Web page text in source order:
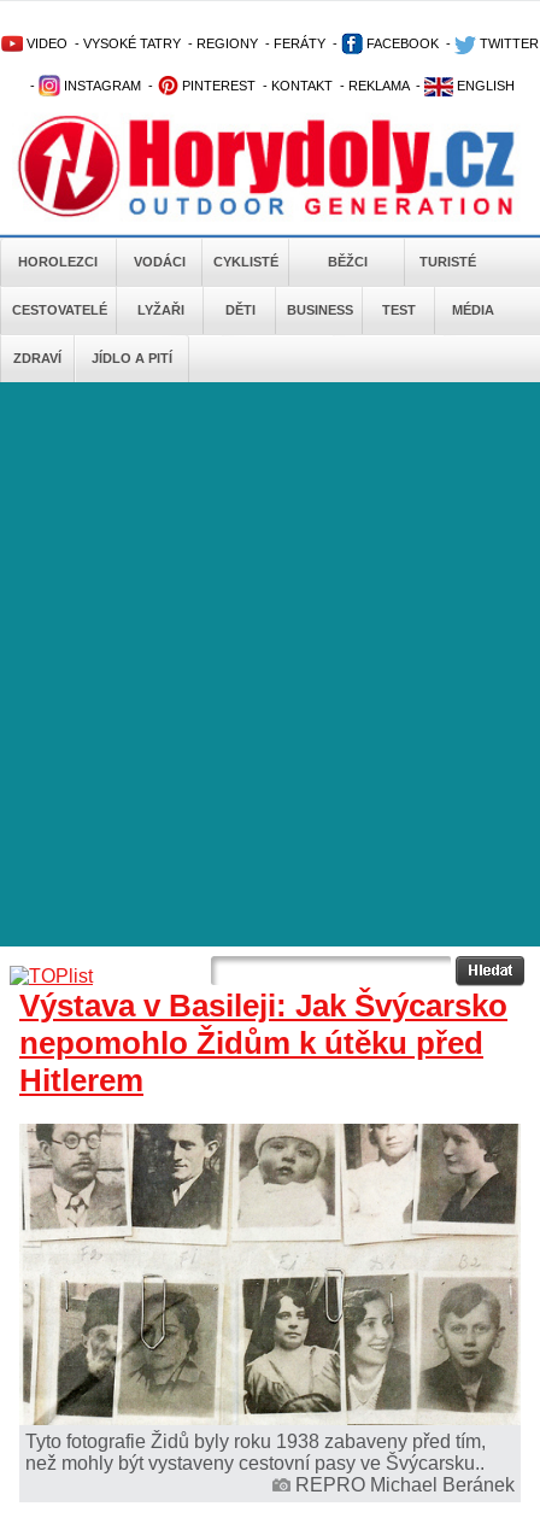
VIDEO - VYSOKÉ TATRY - REGIONY - FERÁTY - FACEBOOK - TWITTER
- INSTAGRAM - PINTEREST - KONTAKT - REKLAMA - ENGLISH
HOROLEZCI VODÁCI CYKLISTÉ BĚŽCI TURISTÉ
CESTOVATELÉ LYŽAŘI DĚTI BUSINESS TEST MÉDIA
ZDRAVÍ JÍDLO A PITÍ
Výstava v Basileji: Jak Švýcarsko
nepomohlo Židům k útěku před
Hitlerem
Tyto fotografie Židů byly roku 1938 zabaveny před tím,
než mohly být vystaveny cestovní pasy ve Švýcarsku..
REPRO Michael Beránek